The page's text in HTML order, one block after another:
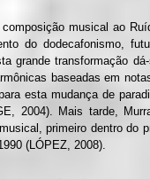
musical ao
do dodecafonismo,
grande transformação
baseadas em
esta mudança de
2004). Mais tarde,
primeiro dentro do
(LÓPEZ, 2008).